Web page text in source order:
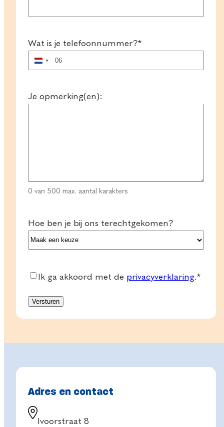
Wat is je telefoonnummer?*
Nederland
+31
Je opmerking(en):
0 van 500 max. aantal karakters
Hoe ben je bij ons terechtgekomen?
Consent*
Ik ga akkoord met de privacyverklaring.*
Adres en contact
Ivoorstraat 8